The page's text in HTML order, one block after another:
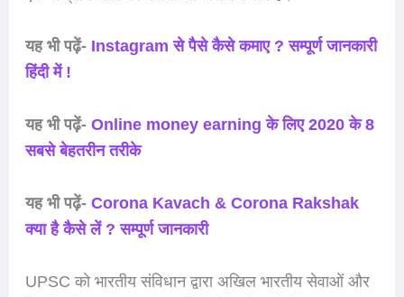
यह भी पढ़ें- Instagram से पैसे कैसे कमाए ? सम्पूर्ण जानकारी
हिंदी में !
यह भी पढ़ें- Online money earning के लिए 2020 के 8
सबसे बेहतरीन तरीके
यह भी पढ़ें- Corona Kavach & Corona Rakshak
क्या है कैसे लें ? सम्पूर्ण जानकारी
UPSC को भारतीय संविधान द्वारा अखिल भारतीय सेवाओं और